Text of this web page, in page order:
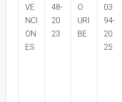
VE
NCI
ON
ES
48-
20
23
O
URI
BE
03
94-
20
25